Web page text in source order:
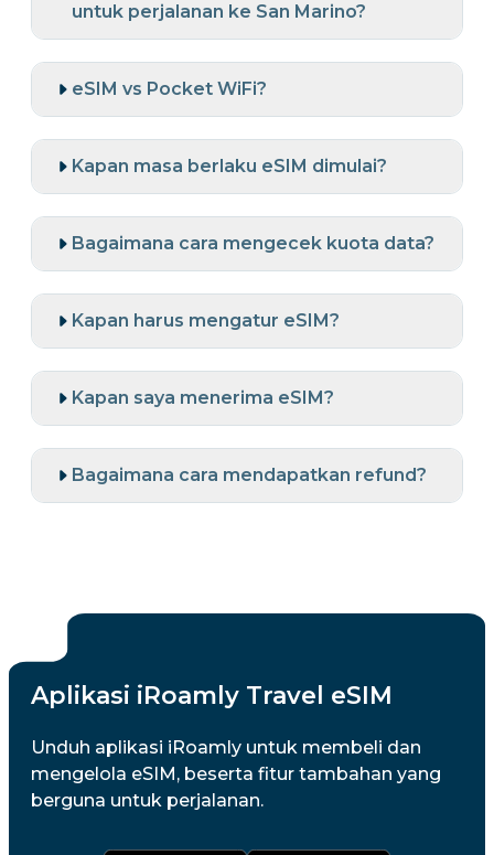
untuk perjalanan ke San Marino?
eSIM vs Pocket WiFi?
Kapan masa berlaku eSIM dimulai?
Bagaimana cara mengecek kuota data?
Kapan harus mengatur eSIM?
Kapan saya menerima eSIM?
Bagaimana cara mendapatkan refund?
Aplikasi iRoamly Travel eSIM
Unduh aplikasi iRoamly untuk membeli dan
mengelola eSIM, beserta fitur tambahan yang
berguna untuk perjalanan.